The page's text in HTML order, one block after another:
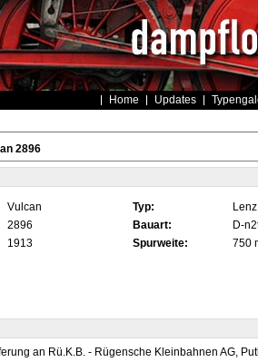
Home Updates
2896
Vulcan Typ: Lenz
2896 Bauart: D-
1913 Spurweite: 750
an Rü.K.B. - Rügensche Kleinbahnen AG,